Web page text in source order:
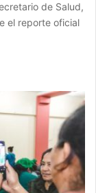
de Salud,
el reporte oficial